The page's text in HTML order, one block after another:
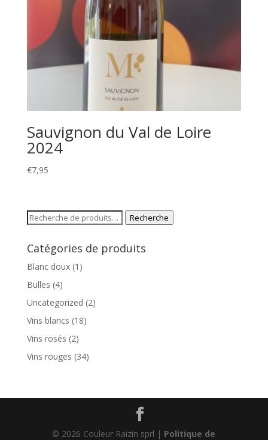
Sauvignon du Val de Loire
2024
€7,95
Recherche
Recherche
Catégories de produits
Blanc doux (1)
Bulles (4)
Uncategorized (2)
Vins blancs (18)
Vins rosés (2)
Vins rouges (34)
© 2026 Couleur Raizin sprl | Politique de